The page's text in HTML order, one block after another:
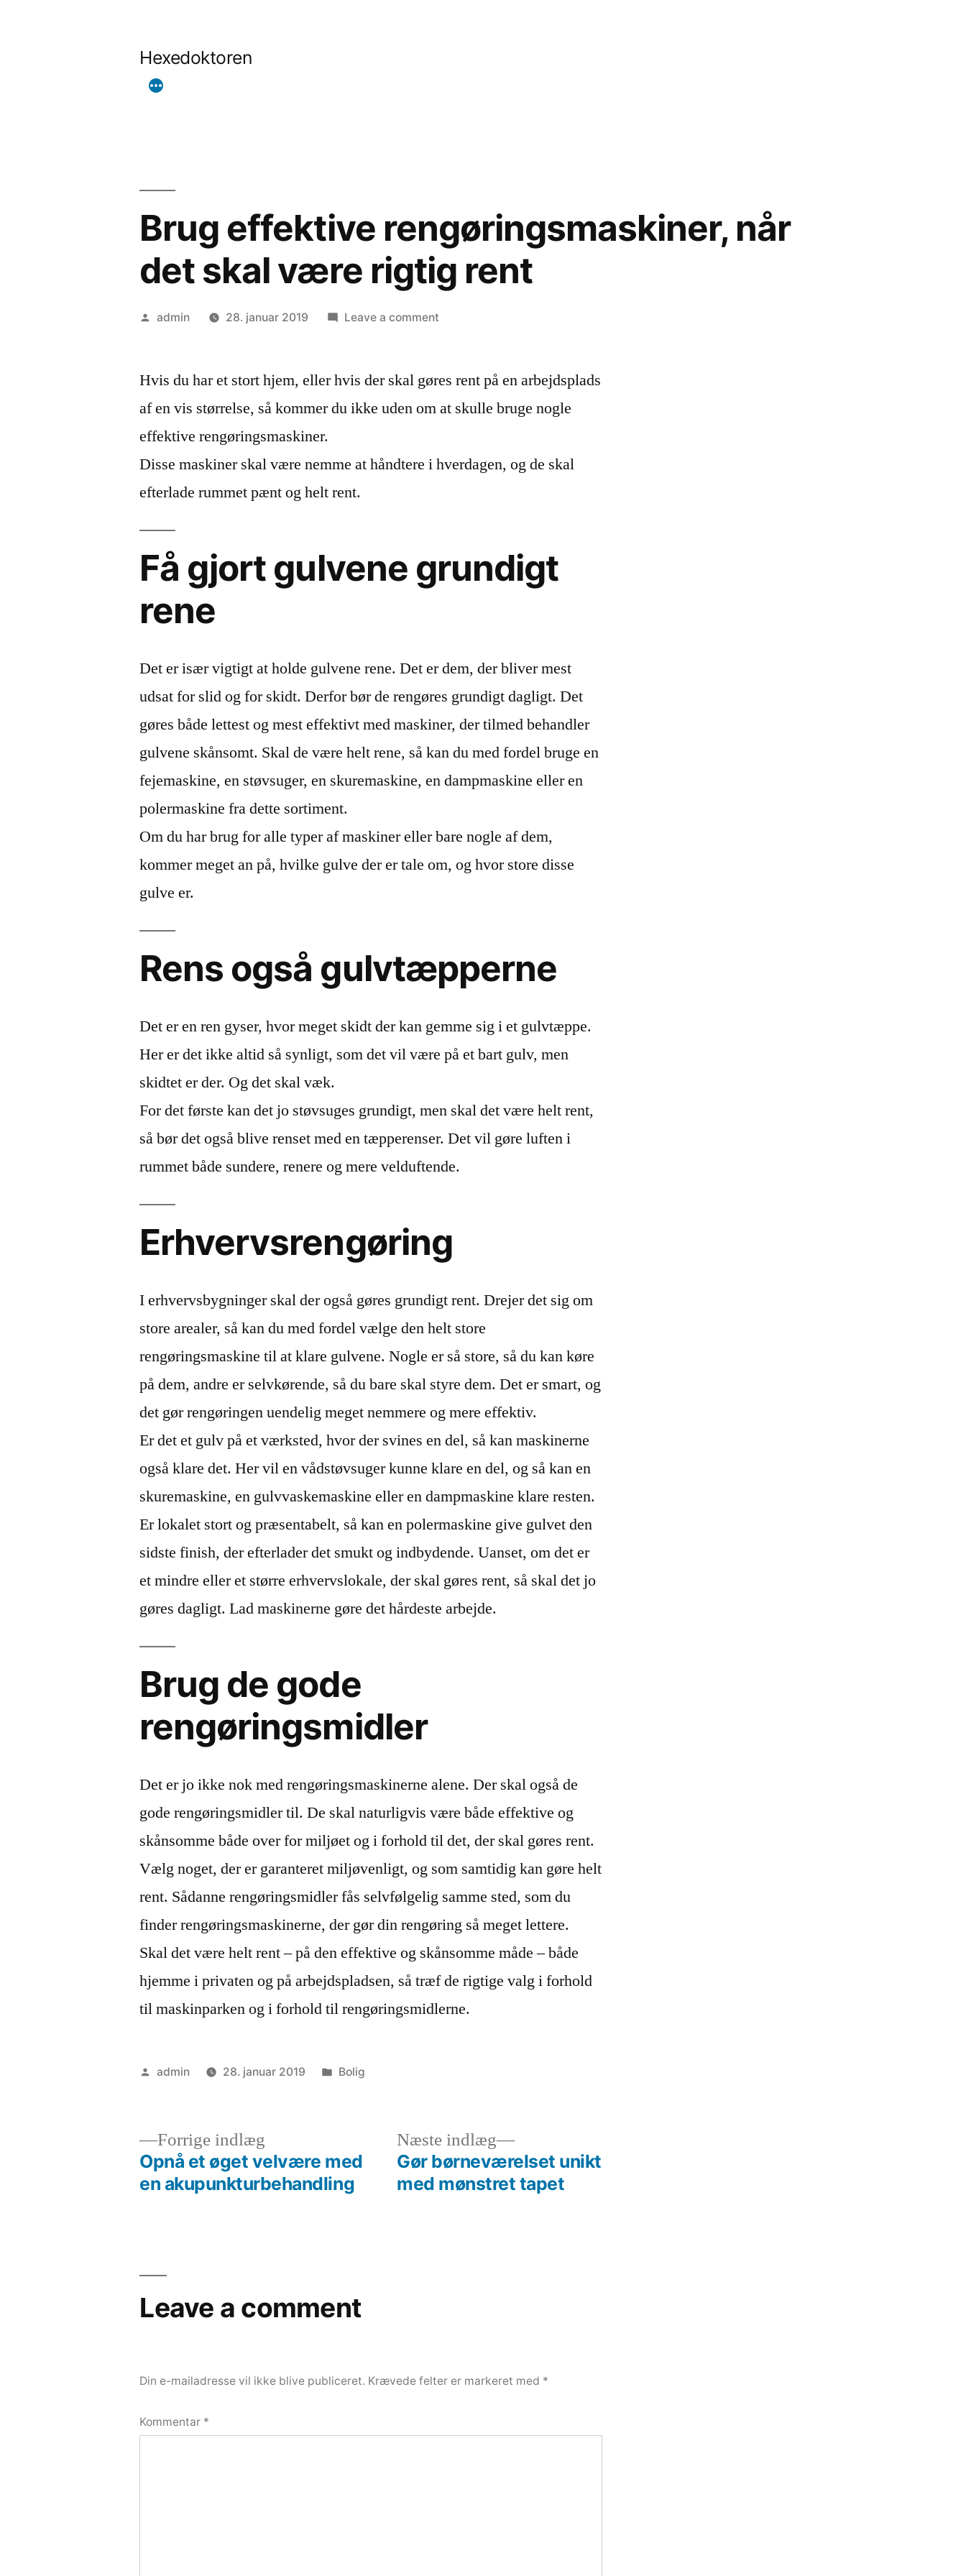
Hexedoktoren
Brug effektive rengøringsmaskiner, når
det skal være rigtig rent
Posted
admin 28. januar 2019 Leave a commenton
rengøringsmaskiner,
det
være
Hvis du har et stort hjem, eller hvis der skal gøres rent på en arbejdsplads
af en vis størrelse, så kommer du ikke uden om at skulle bruge nogle
effektive rengøringsmaskiner.
Disse maskiner skal være nemme at håndtere i hverdagen, og de skal
efterlade rummet pænt og helt rent.
Få gjort gulvene grundigt
rene
Det er især vigtigt at holde gulvene rene. Det er dem, der bliver mest
udsat for slid og for skidt. Derfor bør de rengøres grundigt dagligt. Det
gøres både lettest og mest effektivt med maskiner, der tilmed behandler
gulvene skånsomt. Skal de være helt rene, så kan du med fordel bruge en
fejemaskine, en støvsuger, en skuremaskine, en dampmaskine eller en
polermaskine fra dette sortiment.
Om du har brug for alle typer af maskiner eller bare nogle af dem,
kommer meget an på, hvilke gulve der er tale om, og hvor store disse
gulve er.
Rens også gulvtæpperne
Det er en ren gyser, hvor meget skidt der kan gemme sig i et gulvtæppe.
Her er det ikke altid så synligt, som det vil være på et bart gulv, men
skidtet er der. Og det skal væk.
For det første kan det jo støvsuges grundigt, men skal det være helt rent,
så bør det også blive renset med en tæpperenser. Det vil gøre luften i
rummet både sundere, renere og mere velduftende.
Erhvervsrengøring
I erhvervsbygninger skal der også gøres grundigt rent. Drejer det sig om
store arealer, så kan du med fordel vælge den helt store
rengøringsmaskine til at klare gulvene. Nogle er så store, så du kan køre
på dem, andre er selvkørende, så du bare skal styre dem. Det er smart, og
det gør rengøringen uendelig meget nemmere og mere effektiv.
Er det et gulv på et værksted, hvor der svines en del, så kan maskinerne
også klare det. Her vil en vådstøvsuger kunne klare en del, og så kan en
skuremaskine, en gulvvaskemaskine eller en dampmaskine klare resten.
Er lokalet stort og præsentabelt, så kan en polermaskine give gulvet den
sidste finish, der efterlader det smukt og indbydende. Uanset, om det er
et mindre eller et større erhvervslokale, der skal gøres rent, så skal det jo
gøres dagligt. Lad maskinerne gøre det hårdeste arbejde.
Brug de gode
rengøringsmidler
Det er jo ikke nok med rengøringsmaskinerne alene. Der skal også de
gode rengøringsmidler til. De skal naturligvis være både effektive og
skånsomme både over for miljøet og i forhold til det, der skal gøres rent.
Vælg noget, der er garanteret miljøvenligt, og som samtidig kan gøre helt
rent. Sådanne rengøringsmidler fås selvfølgelig samme sted, som du
finder rengøringsmaskinerne, der gør din rengøring så meget lettere.
Skal det være helt rent – på den effektive og skånsomme måde – både
hjemme i privaten og på arbejdspladsen, så træf de rigtige valg i forhold
til maskinparken og i forhold til rengøringsmidlerne.
Posted
admin 28. januar 2019
Posted
Bolig
Indlægsnavigation
Forrige indlæg
post:
Opnå et øget velvære med
en akupunkturbehandling
Næste indlæg
Next
post:
Gør børneværelset unikt
med mønstret tapet
Leave a comment
Din e-mailadresse vil ikke blive publiceret. Krævede felter er markeret med *
Kommentar *